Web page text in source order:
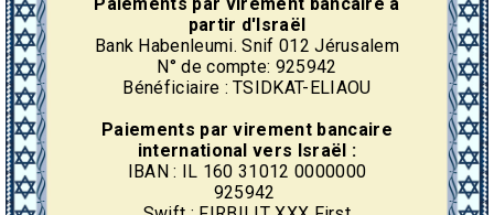
partir d'Israël
Bank Habenleumi. Snif 012 Jérusalem
N° de compte: 925942
Bénéficiaire : TSIDKAT-ELIAOU
Paiements par virement bancaire
international vers Israël :
IBAN : IL 160 31012 0000000
925942